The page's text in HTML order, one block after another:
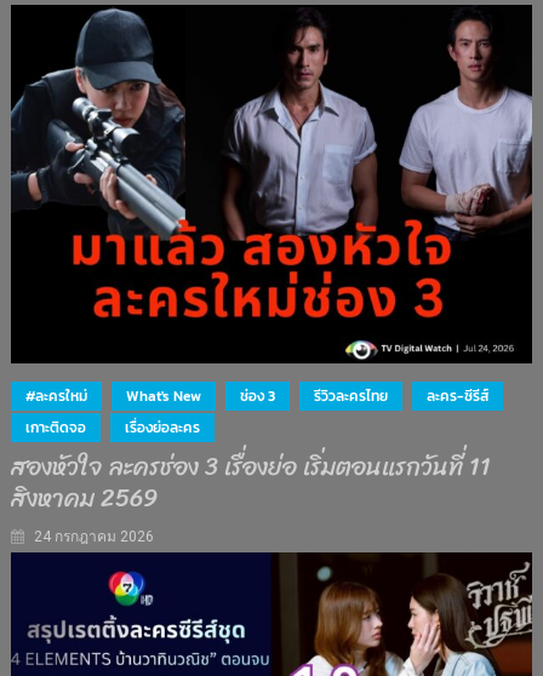
#ละครใหม่ What's New ช่อง 3 รีวิวละครไทย
ละคร-ซีรีส์
เกาะติดจอ
เรื่องย่อละคร
สองหัวใจ ละครช่อง 3 เรื่องย่อ เริ่มตอนแรกวันที่ 11
สิงหาคม 2569
24 กรกฎาคม 2026